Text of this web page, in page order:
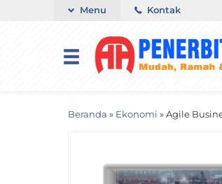
Menu Kontak
Beranda » Ekonomi » Agile